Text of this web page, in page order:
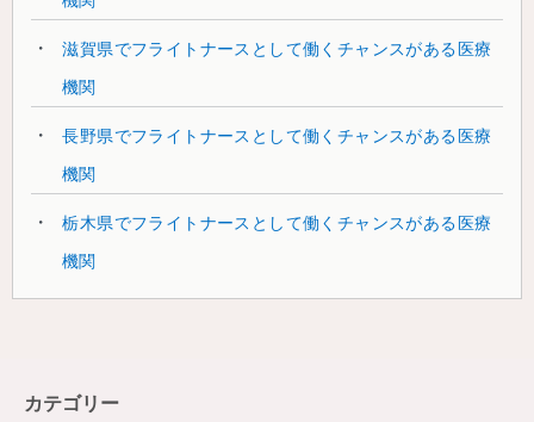
滋賀県でフライトナースとして働くチャンスがある医療
機関
長野県でフライトナースとして働くチャンスがある医療
機関
栃木県でフライトナースとして働くチャンスがある医療
機関
カテゴリー